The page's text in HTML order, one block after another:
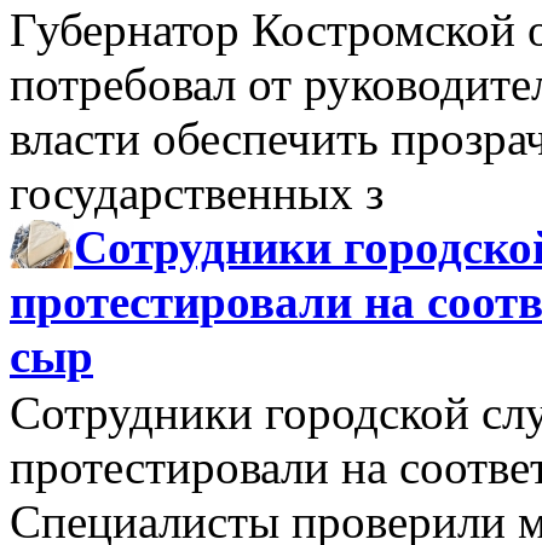
Губернатор Костромской
потребовал от
власти обеспечить
государственных з
Сотрудники
протестировали на
сыр
Сотрудники городской
протестировали на
Специалисты проверили